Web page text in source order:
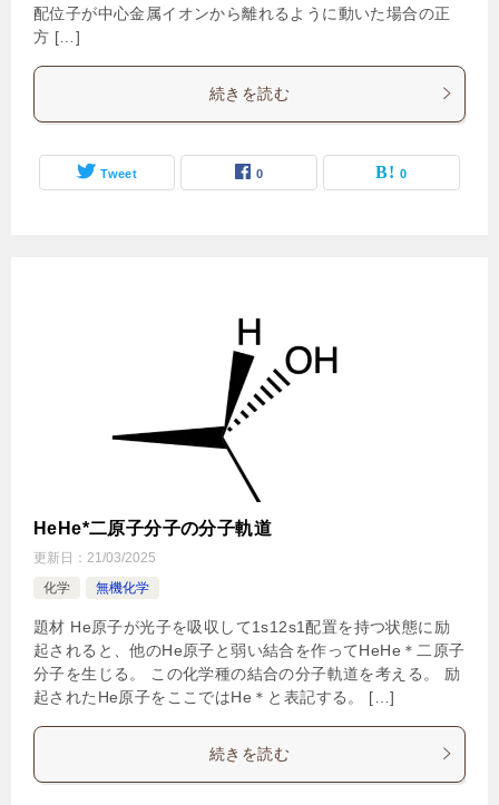
配位子が中心金属イオンから離れるように動いた場合の正
方 […]
続きを読む
Tweet 0 0
HeHe*二原子分子の分子軌道
更新日： 21/03/2025
化学
無機化学
題材 He原子が光子を吸収して1s12s1配置を持つ状態に励
起されると、他のHe原子と弱い結合を作ってHeHe＊二原子
分子を生じる。 この化学種の結合の分子軌道を考える。 励
起されたHe原子をここではHe＊と表記する。 […]
続きを読む